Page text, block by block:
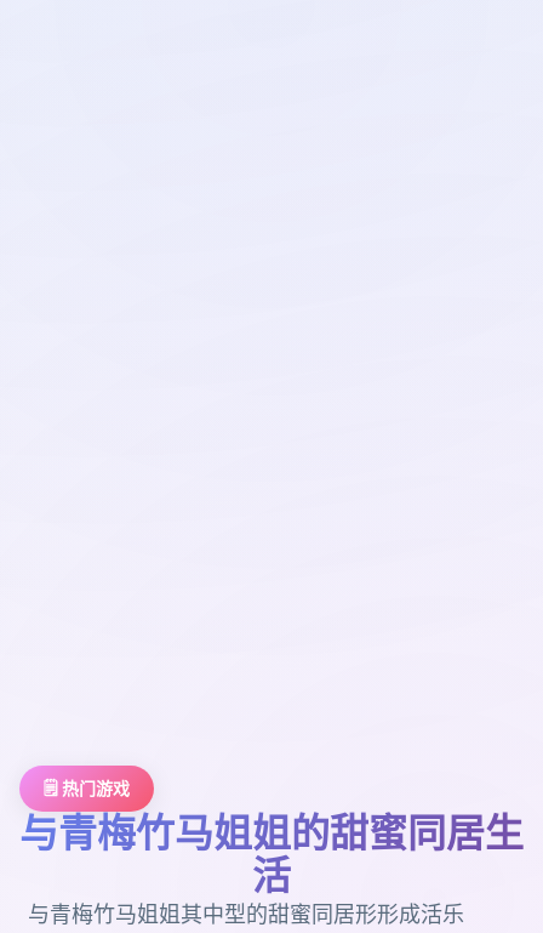
🗒️ 热门游戏
与青梅竹马姐姐的甜蜜同居生
活
与青梅竹马姐姐其中型的甜蜜同居形形成活乐